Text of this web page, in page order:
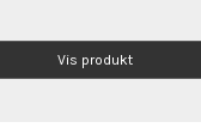
Vis produkt